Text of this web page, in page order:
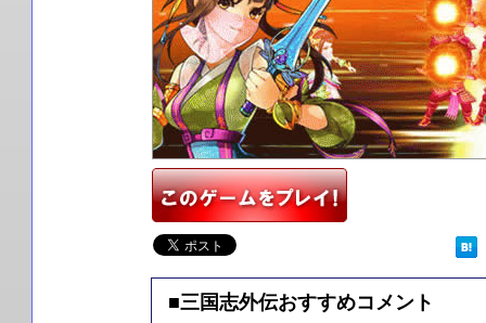
■三国志外伝おすすめコメント